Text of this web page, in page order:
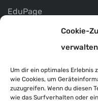
Cookie-
verwalten
Um dir ein optimales Erlebnis
wie Cookies, um
zuzugreifen. Wenn du diesen
wie das Surfverhalten oder
EduPage
Marktgemeinde Pöllau
Termine
Impressum